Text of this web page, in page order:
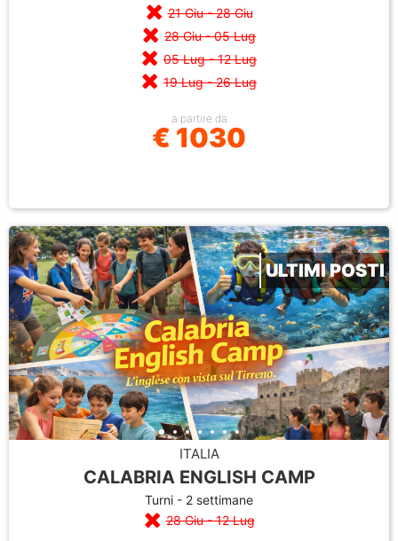
21 Giu - 28 Giu
28 Giu - 05 Lug
05 Lug - 12 Lug
19 Lug - 26 Lug
a partire da
€ 1030
ULTIMI POSTI
ITALIA
CALABRIA ENGLISH CAMP
Turni - 2 settimane
28 Giu - 12 Lug